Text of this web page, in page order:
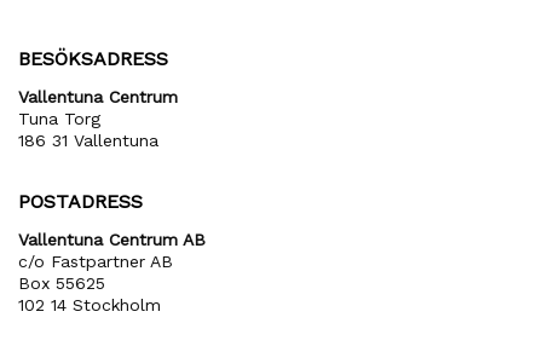
BESÖKSADRESS
Vallentuna Centrum
Tuna Torg
186 31 Vallentuna
POSTADRESS
Vallentuna Centrum AB
c/o Fastpartner AB
Box 55625
102 14 Stockholm